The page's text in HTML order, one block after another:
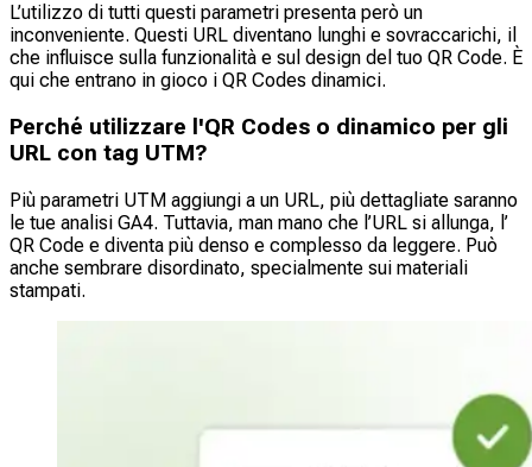
L’utilizzo di tutti questi parametri presenta però un
inconveniente. Questi URL diventano lunghi e sovraccarichi, il
che influisce sulla funzionalità e sul design del tuo QR Code. È
qui che entrano in gioco i QR Codes dinamici.
Perché utilizzare l'QR Codes o dinamico per gli
URL con tag UTM?
Più parametri UTM aggiungi a un URL, più dettagliate saranno
le tue analisi GA4. Tuttavia, man mano che l’URL si allunga, l’
QR Code e diventa più denso e complesso da leggere. Può
anche sembrare disordinato, specialmente sui materiali
stampati.